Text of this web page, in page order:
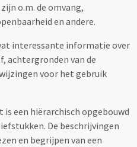
o.m. de omvang,
en andere.
interessante informatie over
achtergronden van de
voor het gebruik
een hiërarchisch opgebouwd
De beschrijvingen
en begrijpen van een